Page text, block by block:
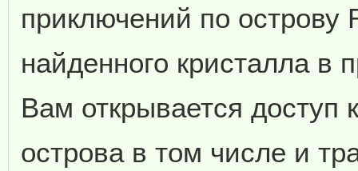
приключений по острову
найденного кристалла в
Вам открывается доступ
острова в том числе и